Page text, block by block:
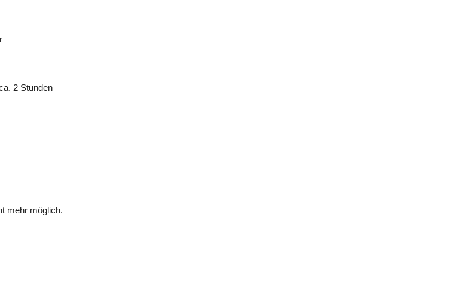
2 Stunden
mehr möglich.